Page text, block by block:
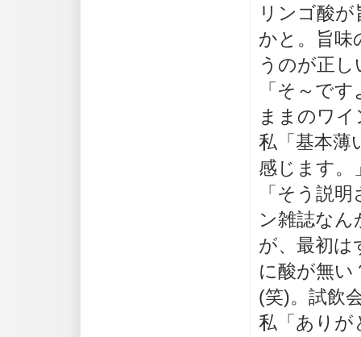
リンゴ酸
かと。旨味
うのが正
「そ～で
ままのワ
私「基本薄
感じます。
「そう説
ン雑誌な
が、最初は
に酸が無い
(笑)。試飲
私「ありが